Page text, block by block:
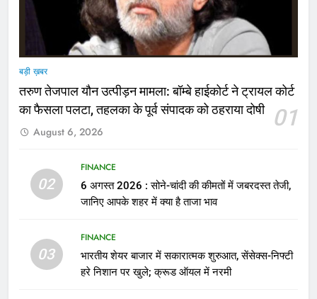
बड़ी ख़बर
तरुण तेजपाल यौन उत्पीड़न मामला: बॉम्बे हाईकोर्ट ने ट्रायल कोर्ट
का फैसला पलटा, तहलका के पूर्व संपादक को ठहराया दोषी
01
August 6, 2026
02
FINANCE
6 अगस्त 2026 : सोने-चांदी की कीमतों में जबरदस्त तेजी,
जानिए आपके शहर में क्या है ताजा भाव
03
FINANCE
भारतीय शेयर बाजार में सकारात्मक शुरुआत, सेंसेक्स-निफ्टी
हरे निशान पर खुले; क्रूड ऑयल में नरमी